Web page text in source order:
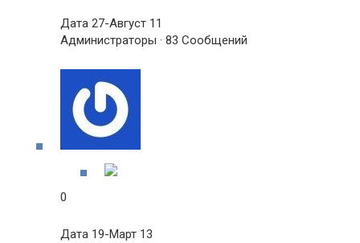
Дата 27-Август 11
Администраторы · 83 Сообщений
0
Дата 19-Март 13